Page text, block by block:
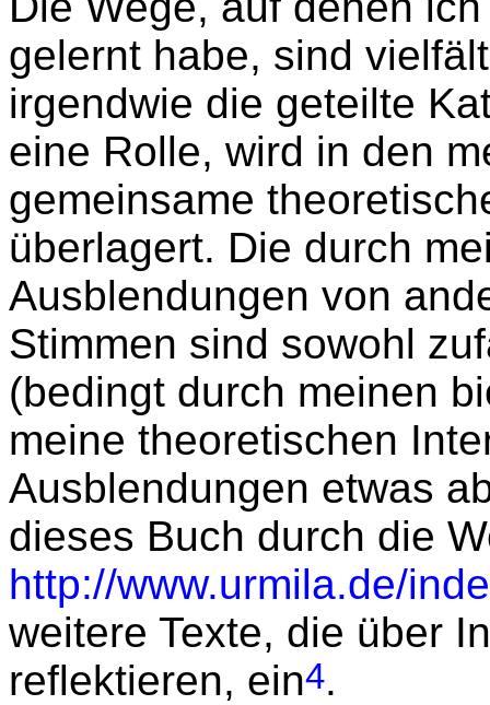
gelernt habe, sind
irgendwie die geteilte
eine Rolle, wird in den
gemeinsame
überlagert. Die durch
Ausblendungen von
Stimmen sind sowohl
(bedingt durch meinen
meine theoretischen
Ausblendungen etwas
dieses Buch durch die
http://www.urmila.de/
weitere Texte, die über
reflektieren, ein4.